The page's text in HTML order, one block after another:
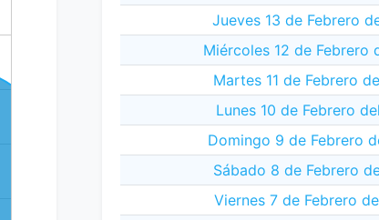
Jueves 13 de Febrero
Miércoles 12 de Febrero
Martes 11 de Febrero
Lunes 10 de Febrero
Domingo 9 de Febrero
Sábado 8 de Febrero
Viernes 7 de Febrero